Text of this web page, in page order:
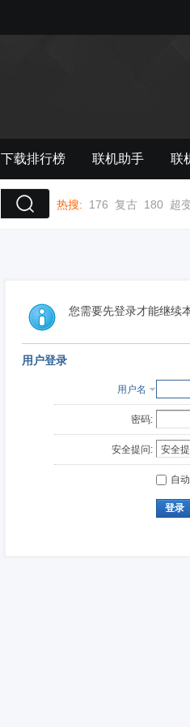
下载排行榜 联机助手 联
热搜: 176 复古 180 超
您需要先登录才能继续
用户登录
用户名
密码:
安全提问:
自
登录